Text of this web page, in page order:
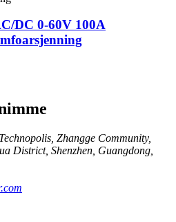
DC 0-60V 100A
Zhangge Community,
District, Shenzhen, Guangdong,